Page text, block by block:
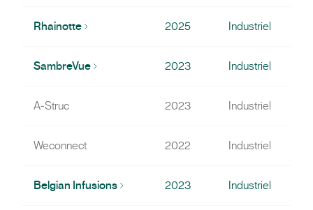
Rhainotte 2025 Industriel
SambreVue 2023 Industriel
A-Struc 2023 Industriel
Weconnect 2022 Industriel
Belgian Infusions 2023 Industriel